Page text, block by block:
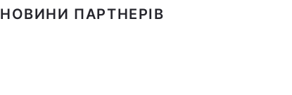
НОВИНИ ПАРТНЕРІВ